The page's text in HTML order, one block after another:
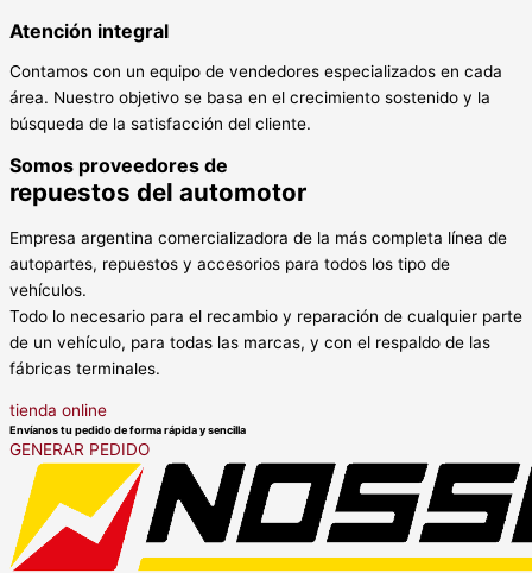
Atención integral
Contamos con un equipo de vendedores especializados en cada
área. Nuestro objetivo se basa en el crecimiento sostenido y la
búsqueda de la satisfacción del cliente.
Somos proveedores de
repuestos del automotor
Empresa argentina comercializadora de la más completa línea de
autopartes, repuestos y accesorios para todos los tipo de
vehículos.
Todo lo necesario para el recambio y reparación de cualquier parte
de un vehículo, para todas las marcas, y con el respaldo de las
fábricas terminales.
tienda online
Envíanos tu pedido de forma rápida y sencilla
GENERAR PEDIDO